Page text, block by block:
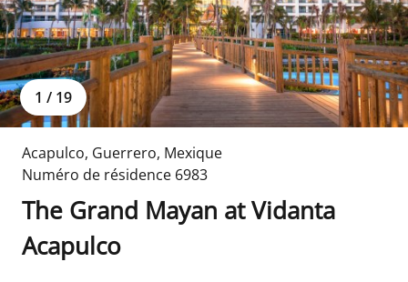
1 / 19
Acapulco, Guerrero, Mexique
Numéro de résidence 6983
The Grand Mayan at Vidanta
Acapulco